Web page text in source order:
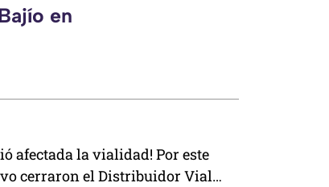
en
afectada la vialidad! Por este
cerraron el Distribuidor Vial